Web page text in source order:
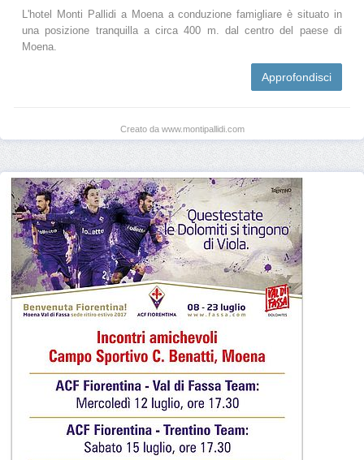
L'hotel Monti Pallidi a Moena a conduzione famigliare è situato in
una posizione tranquilla a circa 400 m. dal centro del paese di
Moena.
Approfondisci
Creato da www.montipallidi.com